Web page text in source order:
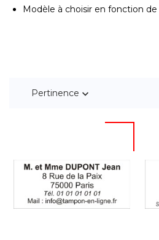
Modèle à choisir en fonction
Pertinence 